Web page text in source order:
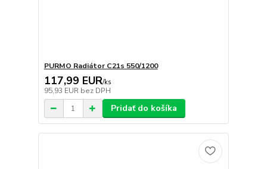
PURMO Radiátor C21s 550/1200
117,99 EUR/ks
95,93 EUR bez DPH
Pridať do košíka